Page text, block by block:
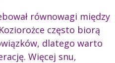
równowagi między
często biorą
dlatego warto
Więcej snu,